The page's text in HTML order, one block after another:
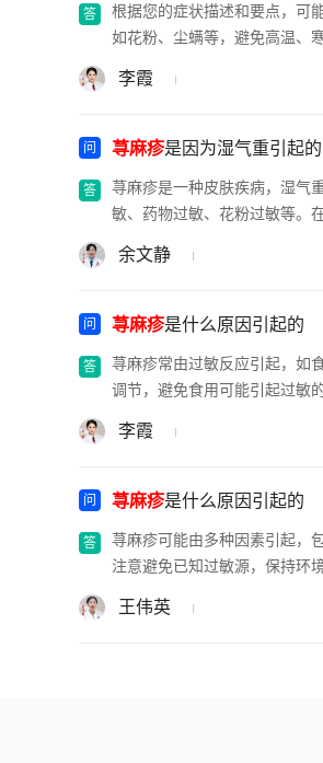
根据您的症状描述和要点，可
如花粉、尘螨等，避免高温、
李霞
荨麻疹是因为湿气重引起
荨麻疹是一种皮肤疾病，湿气
敏、药物过敏、花粉过敏等。
余文静
荨麻疹是什么原因引起的
荨麻疹常由过敏反应引起，如
调节，避免食用可能引起过敏
李霞
荨麻疹是什么原因引起的
荨麻疹可能由多种因素引起，
注意避免已知过敏源，保持环
王伟英